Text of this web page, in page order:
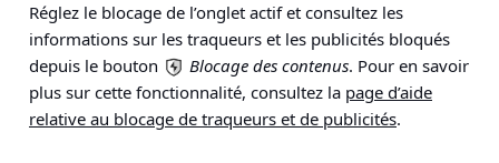
Réglez le blocage de l’onglet actif et consultez les
informations sur les traqueurs et les publicités bloqués
depuis le bouton
Blocage des contenus. Pour en savoir
plus sur cette fonctionnalité, consultez la page d’aide
relative au blocage de traqueurs et de publicités.